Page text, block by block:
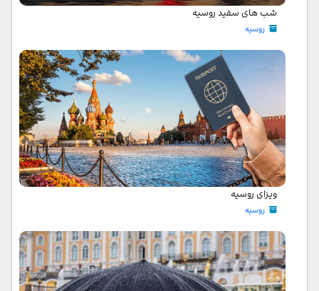
شب های سفید روسیه
روسیه
ویزای روسیه
روسیه